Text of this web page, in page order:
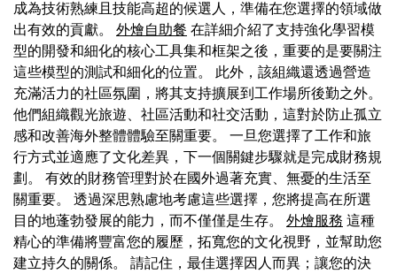
成為技術熟練且技能高超的候選人，準備在您選擇的領域做
出有效的貢獻。 外燴自助餐 在詳細介紹了支持強化學習模
型的開發和細化的核心工具集和框架之後，重要的是要關注
這些模型的測試和細化的位置。 此外，該組織還透過營造
充滿活力的社區氛圍，將其支持擴展到工作場所後勤之外。
他們組織觀光旅遊、社區活動和社交活動，這對於防止孤立
感和改善海外整體體驗至關重要。 一旦您選擇了工作和旅
行方式並適應了文化差異，下一個關鍵步驟就是完成財務規
劃。 有效的財務管理對於在國外過著充實、無憂的生活至
關重要。 透過深思熟慮地考慮這些選擇，您將提高在所選
目的地蓬勃發展的能力，而不僅僅是生存。 外燴服務 這種
精心的準備將豐富您的履歷，拓寬您的文化視野，並幫助您
建立持久的關係。 請記住，最佳選擇因人而異；讓您的決